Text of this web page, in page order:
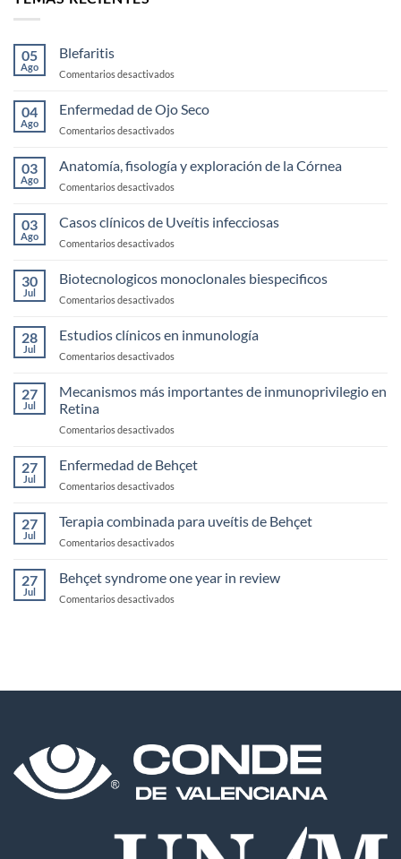
05
Ago
Blefaritis
Comentarios desactivados
04
Ago
Enfermedad de Ojo Seco
Comentarios desactivados
Ojo
Seco
03
Ago
Anatomía, fisología y exploración de la Córnea
Comentarios desactivados
fisología
exploración
la
03
Ago
Casos clínicos de Uveítis infecciosas
Comentarios desactivados
clínicos
Uveítis
30
Jul
Biotecnologicos monoclonales biespecificos
Comentarios desactivados
monoclonales
28
Jul
Estudios clínicos en inmunología
Comentarios desactivados
en
27
Jul
Mecanismos más importantes de inmunoprivilegio en
Retina
Comentarios desactivados
importantes
de
en
27
Jul
Enfermedad de Behçet
Comentarios desactivados
Behçet
27
Jul
Terapia combinada para uveítis de Behçet
Comentarios desactivados
uveítis
27
Jul
Behçet syndrome one year in review
Comentarios desactivados
review